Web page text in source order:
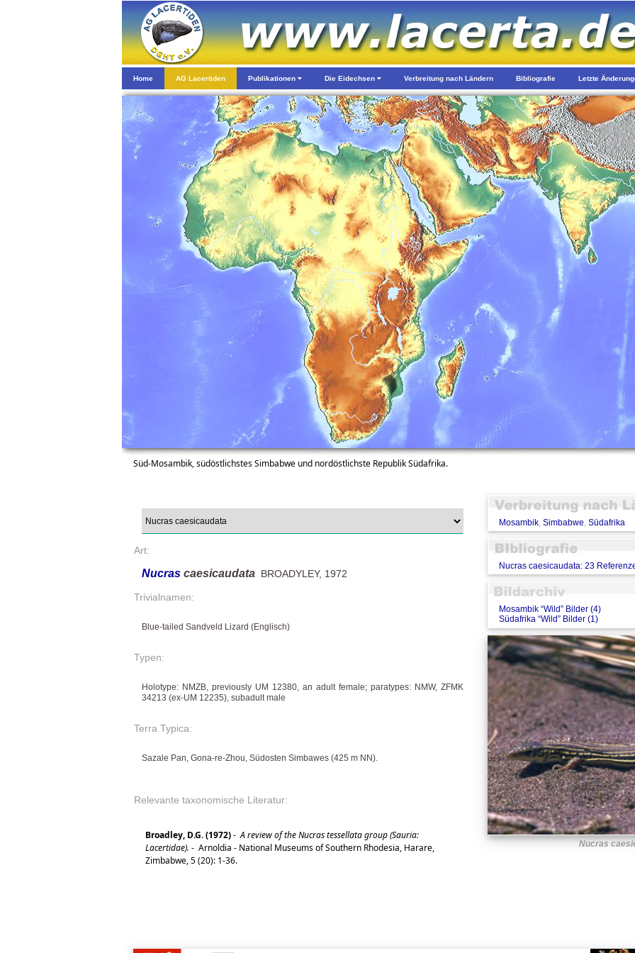
Home AG Lacertiden Publikationen Die Eidechsen Verbreitung nach Ländern Bibliografie Letzte
Süd-Mosambik, südöstlichstes Simbabwe und nordöstlichste Republik Südafrika.
Art:
Nucras caesicaudata BROADYLEY, 1972
Trivialnamen:
Blue-tailed Sandveld Lizard (Englisch)
Typen:
Holotype: NMZB, previously UM 12380, an adult female; paratypes: NMW, ZFMK
34213 (ex-UM 12235), subadult male
Terra Typica:
Sazale Pan, Gona-re-Zhou, Südosten Simbawes (425 m NN).
Relevante taxonomische Literatur:
Broadley, D.G. (1972)- A review of the Nucras tessellata group (Sauria:
Lacertidae). - Arnoldia - National Museums of Southern Rhodesia, Harare,
Zimbabwe, 5 (20): 1-36.
Mosambik, Simbabwe, Südafrika
Nucras caesicaudata: 23
Mosambik “Wild” Bilder (4)
Südafrika “Wild” Bilder (1)
Nucras